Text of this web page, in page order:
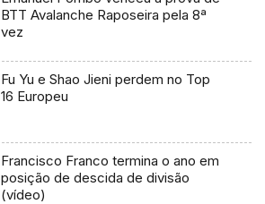
BTT Avalanche Raposeira pela 8ª
vez
Fu Yu e Shao Jieni perdem no Top
16 Europeu
Francisco Franco termina o ano em
posição de descida de divisão
(vídeo)